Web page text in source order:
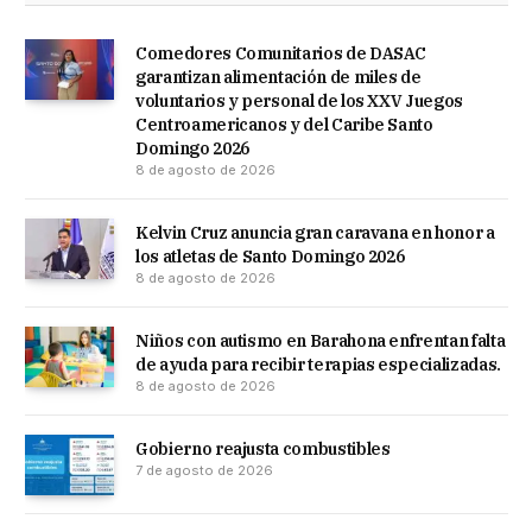
Comedores Comunitarios de DASAC
garantizan alimentación de miles de
voluntarios y personal de los XXV Juegos
Centroamericanos y del Caribe Santo
Domingo 2026
8 de agosto de 2026
Kelvin Cruz anuncia gran caravana en honor a
los atletas de Santo Domingo 2026
8 de agosto de 2026
Niños con autismo en Barahona enfrentan falta
de ayuda para recibir terapias especializadas.
8 de agosto de 2026
Gobierno reajusta combustibles
7 de agosto de 2026